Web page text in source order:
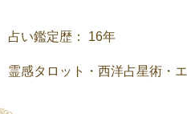
占い鑑定歴： 16年
霊感タロット・西洋占星術・